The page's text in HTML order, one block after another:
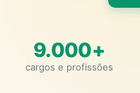
9.000+
cargos e profissões